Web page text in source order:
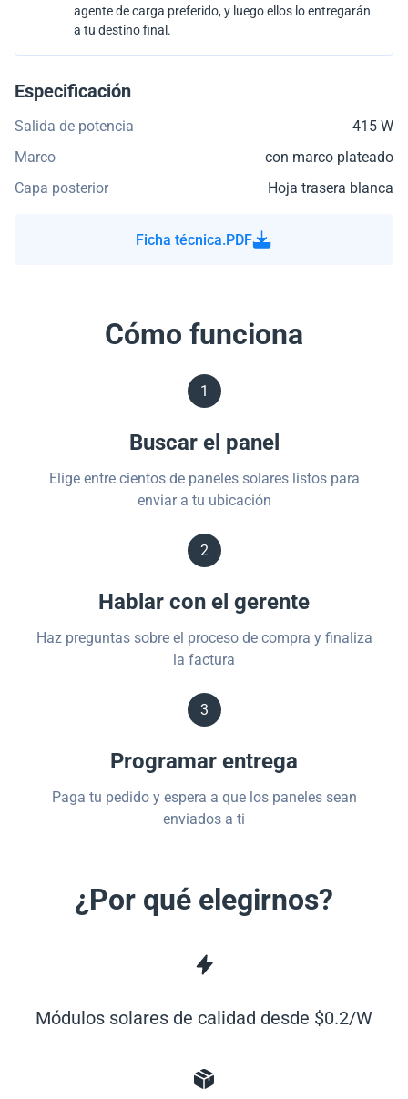
agente de carga preferido, y luego ellos lo entregarán
a tu destino final.
Especificación
Salida de potencia
415 W
Marco
con marco plateado
Capa posterior
Hoja trasera blanca
Ficha técnica.PDF
Cómo funciona
1
Buscar el panel
Elige entre cientos de paneles solares listos para
enviar a tu ubicación
2
Hablar con el gerente
Haz preguntas sobre el proceso de compra y finaliza
la factura
3
Programar entrega
Paga tu pedido y espera a que los paneles sean
enviados a ti
¿Por qué elegirnos?
Módulos solares de calidad desde $0.2/W